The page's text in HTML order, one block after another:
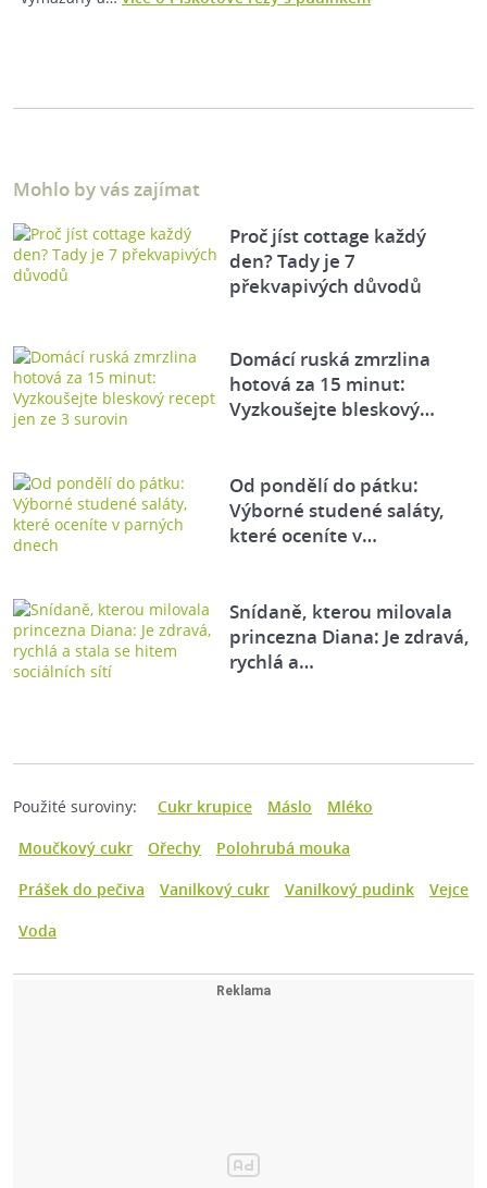
Mohlo by vás zajímat
Proč jíst cottage každý
den? Tady je 7
překvapivých důvodů
Domácí ruská zmrzlina
hotová za 15 minut:
Vyzkoušejte bleskový…
Od pondělí do pátku:
Výborné studené saláty,
které oceníte v…
Snídaně, kterou milovala
princezna Diana: Je zdravá,
rychlá a…
Použité suroviny: Cukr krupice Máslo
Mléko
Moučkový cukr
Ořechy
Polohrubá mouka
Prášek do pečiva
Vanilkový cukr Vanilkový pudink
Vejce
Voda